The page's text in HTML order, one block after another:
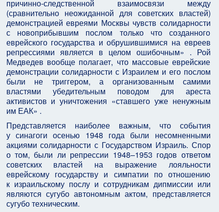
причинно‑следственной взаимосвязи между
(сравнительно неожиданной для советских властей)
демонстрацией евреями Москвы чувств солидарности
с новоприбывшим послом только что созданного
еврейского государства и обрушившимися на евреев
репрессиями является в целом ошибочным» . Рой
Медведев вообще полагает, что массовые еврейские
демонстрации солидарности с Израилем и его послом
были не триггером, а организованным самими
властями убедительным поводом для ареста
активистов и уничтожения «ставшего уже ненужным
им ЕАК» .
Представляется наиболее важным, что события
у синагоги осенью 1948 года были несомненными
акциями солидарности с Государством Израиль. Спор
о том, были ли репрессии 1948–1953 годов ответом
советских властей на выражение лояльности
еврейскому государству и симпатии по отношению
к израильскому послу и сотрудникам дипмиссии или
являются сугубо автономным актом, представляется
сугубо техническим.